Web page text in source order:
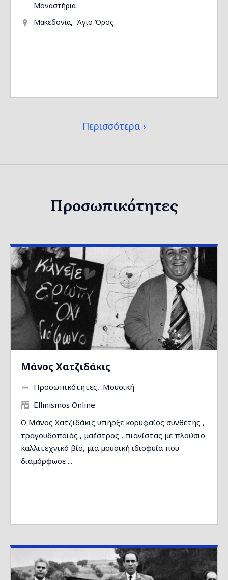
Μοναστήρια
Μακεδονία
Άγιο Όρος
Περισσότερα
Προσωπικότητες
Μάνος Χατζιδάκις
Προσωπικότητες
Μουσική
Ellinismos Online
Ο Μάνος Χατζιδάκις υπήρξε κορυφαίος συνθέτης ,
τραγουδοποιός , μαέστρος , πιανίστας με πλούσιο
καλλιτεχνικό βίο, μια μουσική ιδιοφυία που
διαμόρφωσε ...